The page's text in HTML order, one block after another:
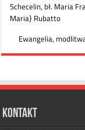
Kontakt